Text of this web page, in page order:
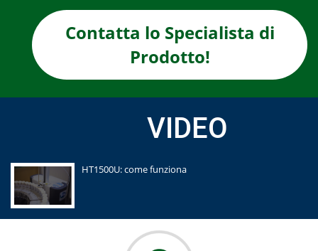
Contatta lo Specialista di
Prodotto!
VIDEO
HT1500U: come funziona